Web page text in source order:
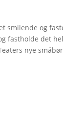
smilende og
fastholde det
nye